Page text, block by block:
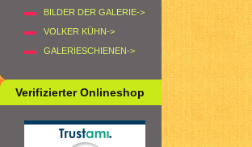
BILDER DER GALERIE->
VOLKER KÜHN->
GALERIESCHIENEN->
Verifizierter Onlineshop